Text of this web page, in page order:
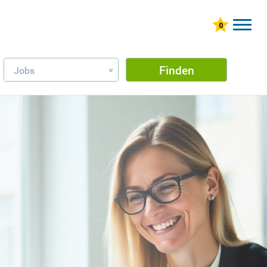
Jobs » Finden